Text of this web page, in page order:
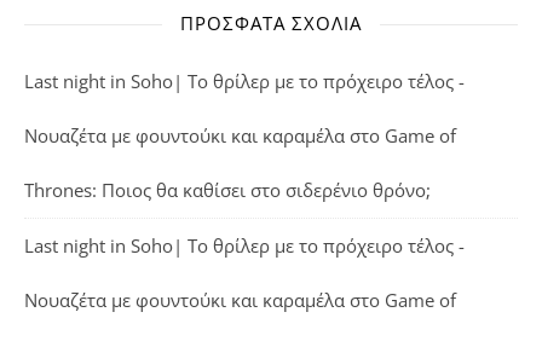
ΠΡΌΣΦΑΤΑ ΣΧΌΛΙΑ
Last night in Soho| Το θρίλερ με το πρόχειρο τέλος -
Νουαζέτα με φουντούκι και καραμέλα στο Game of
Thrones: Ποιος θα καθίσει στο σιδερένιο θρόνο;
Last night in Soho| Το θρίλερ με το πρόχειρο τέλος -
Νουαζέτα με φουντούκι και καραμέλα στο Game of